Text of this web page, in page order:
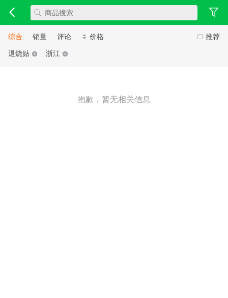
推荐
综合 销量 评论
价格
退烧贴
浙江
抱歉，暂无相关信息